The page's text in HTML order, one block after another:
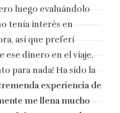
luego evaluándolo
tenía interés en
así que preferí
ese dinero en el viaje,
para nada! Ha sido la
experiencia de
me llena mucho